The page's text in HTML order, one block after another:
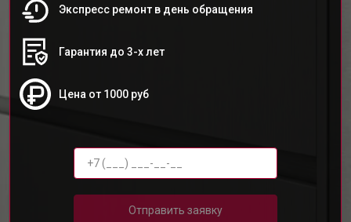
Экспресс ремонт в день обращения
Гарантия до 3-х лет
Цена от 1000 руб
Отправить заявку